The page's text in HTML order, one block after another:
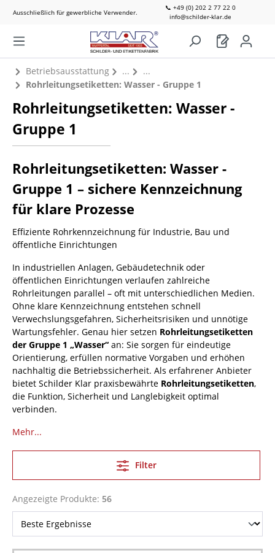
Ausschließlich für gewerbliche Verwender.
📞 +49 (0) 202 2 77 22 0
info@schilder-klar.de
Betriebsausstattung
Rohrleitungsetiketten: Wasser - Gruppe 1
Rohrleitungsetiketten: Wasser -
Gruppe 1
Rohrleitungsetiketten: Wasser -
Gruppe 1 – sichere Kennzeichnung
für klare Prozesse
Effiziente Rohrkennzeichnung für Industrie, Bau und
öffentliche Einrichtungen
In industriellen Anlagen, Gebäudetechnik oder
öffentlichen Einrichtungen verlaufen zahlreiche
Rohrleitungen parallel – oft mit unterschiedlichen Medien.
Ohne klare Kennzeichnung entstehen schnell
Verwechslungsgefahren, Sicherheitsrisiken und unnötige
Wartungsfehler. Genau hier setzen Rohrleitungsetiketten
der Gruppe 1 „Wasser“ an: Sie sorgen für eindeutige
Orientierung, erfüllen normative Vorgaben und erhöhen
nachhaltig die Betriebssicherheit. Als erfahrener Anbieter
bietet Schilder Klar praxisbewährte Rohrleitungsetiketten,
die Funktion, Sicherheit und Langlebigkeit optimal
verbinden.
Mehr...
Filter
Angezeigte Produkte: 56